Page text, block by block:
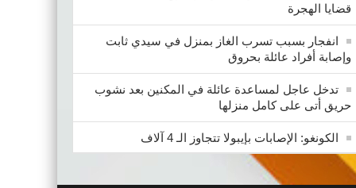
قضايا الهجرة
انفجار بسبب تسرب الغاز بمنزل في سيدي ثابت
وإصابة أفراد عائلة بحروق
تدخل عاجل لمساعدة عائلة في المكنين بعد نشوب
حريق أتى على كامل منزلها
الكونغو: الإصابات بإيبولا تتجاوز الـ 4 آلاف